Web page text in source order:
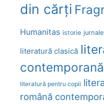
din cărți
Humanitas istorie jurnale
literatură clasică
contemporană
literatură pentru copii
română